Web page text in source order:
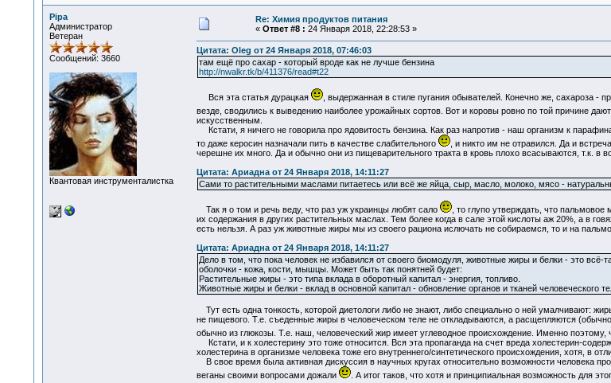
Pipa
Администратор
Ветеран
Сообщений: 3660
Квантовая инструменталистка
Re: Химия продуктов питания
« Ответ #8 : 24 Января 2018, 22:28:53 »
Цитата: Oleg от 24 Января 2018, 07:46:03
там ещё про сахар - который вроде как не лучше бензина
http://nwalkr.tk/b/411376/read#t22
Вся эта статья дурацкая
, выдержанная в стиле пугания обывателей. Конечно же, сахароза -
везде, сводились к выведению наиболее урожайных сортов. Вот и коровы ровно по той причине
искусственным.
Кстати, я ничего не говорила про ядовитость бензина. Как раз напротив - наш организм к
то даже керосин назначали пить в качестве слабительного
, и никто им не отравился. Да и
черешне их много. Да и обычно они из пищеварительного тракта в кровь плохо всасываются, т.к. в
Цитата: Ариадна от 24 Января 2018, 14:11:27
Сами то растительными маслами питаетесь или всё же яйца, сыр, масло, молоко, мясо -
Так я о том и речь веду, что раз уж украинцы любят сало
, то глупо утверждать, что
их содержания в других растительных маслах. Тем более когда в сале этой кислоты аж 20%, а в
есть нельзя. А раз уж животные жиры мы из своего рациона ислючать не собираемся, то и на
Цитата: Ариадна от 24 Января 2018, 14:11:27
Дело в том, что пока человек не избавился от своего биомодуля, животные жиры и белки - это
оболочки - кожа, кости, мышцы. Может быть так понятней будет:
Растительные жиры - это типа вклада в оборотный капитал - энергия, топливо.
Животные жиры и белки - вклад в основной капитал - обновление органов и тканей человеческого
Тут есть одна тонкость, которой диетологи либо не знают, либо специально о ней умалчивают:
не пищевого. Т.е. съеденные жиры в человеческом теле не откладываются, а расщепляются
обычно из глюкозы. Т.е. наш, человеческий жир имеет углеводное происхождение. Именно
Кстати, и к холестерину это тоже относится. Вся эта пропаганда на счет вреда холестерин-
холестерина в организме человека тоже его внутреннего/синтетического происхождения, хотя, в
В свое время была активная дискуссия в научных кругах относительно возможности человека
веганы своими вопросами дожали
. А итог таков, что хотя и принципиальная возможность для